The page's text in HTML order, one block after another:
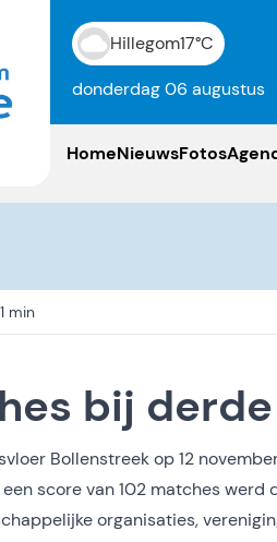
Hillegom17°C
donderdag 06 augustus
HomeNieuwsFotos
bij
Bollenstreek op 12
score van 102 matches
organisaties,